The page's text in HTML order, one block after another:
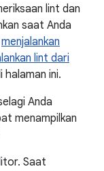
lint dan
saat Anda
menjalankan
lint dari
halaman ini.
Anda
menampilkan
Saat